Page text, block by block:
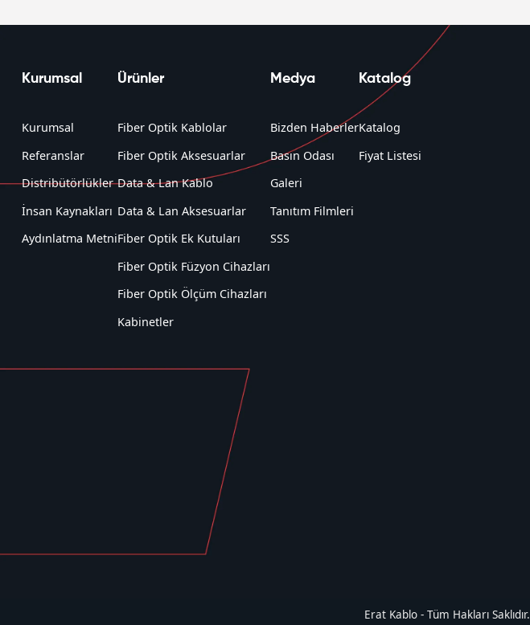
Kurumsal
Kurumsal
Referanslar
Distribütörlükler
İnsan Kaynakları
Aydınlatma Metni
Ürünler
Fiber Optik Kablolar
Fiber Optik Aksesuarlar
Data & Lan Kablo
Data & Lan Aksesuarlar
Fiber Optik Ek Kutuları
Fiber Optik Füzyon Cihazları
Fiber Optik Ölçüm Cihazları
Kabinetler
Medya
Bizden Haberler
Basın Odası
Galeri
Tanıtım Filmleri
SSS
Katalog
Katalog
Fiyat Listesi
Erat Kablo - Tüm Hakları Saklıdır.